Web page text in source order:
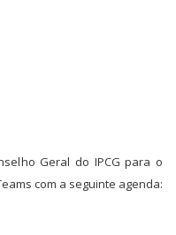
Geral do IPCG para o
com a seguinte agenda: